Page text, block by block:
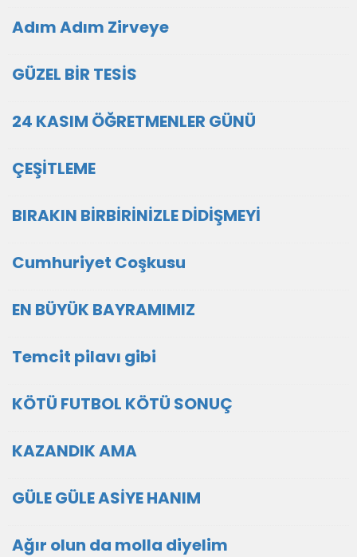
Adım Adım Zirveye
GÜZEL BİR TESİS
24 KASIM ÖĞRETMENLER GÜNÜ
ÇEŞİTLEME
BIRAKIN BİRBİRİNİZLE DİDİŞMEYİ
Cumhuriyet Coşkusu
EN BÜYÜK BAYRAMIMIZ
Temcit pilavı gibi
KÖTÜ FUTBOL KÖTÜ SONUÇ
KAZANDIK AMA
GÜLE GÜLE ASİYE HANIM
Ağır olun da molla diyelim